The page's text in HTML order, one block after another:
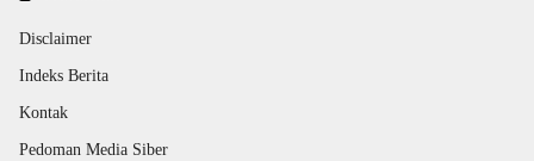
Disclaimer
Indeks Berita
Kontak
Pedoman Media Siber